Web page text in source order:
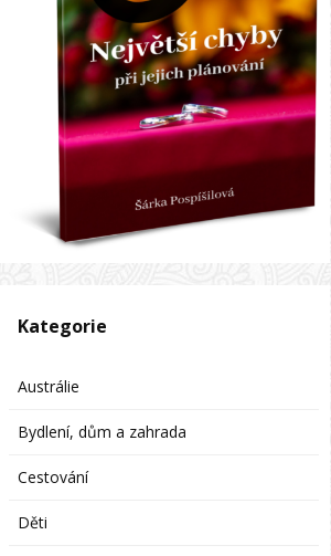
Kategorie
Austrálie
Bydlení, dům a zahrada
Cestování
Děti